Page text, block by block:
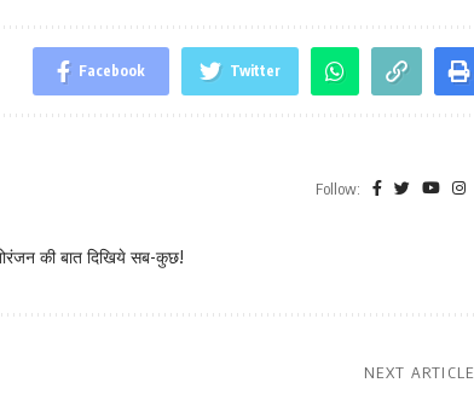
Facebook Twitter
Follow:
की बात दिखिये सब-कुछ!
NEXT ARTICLE